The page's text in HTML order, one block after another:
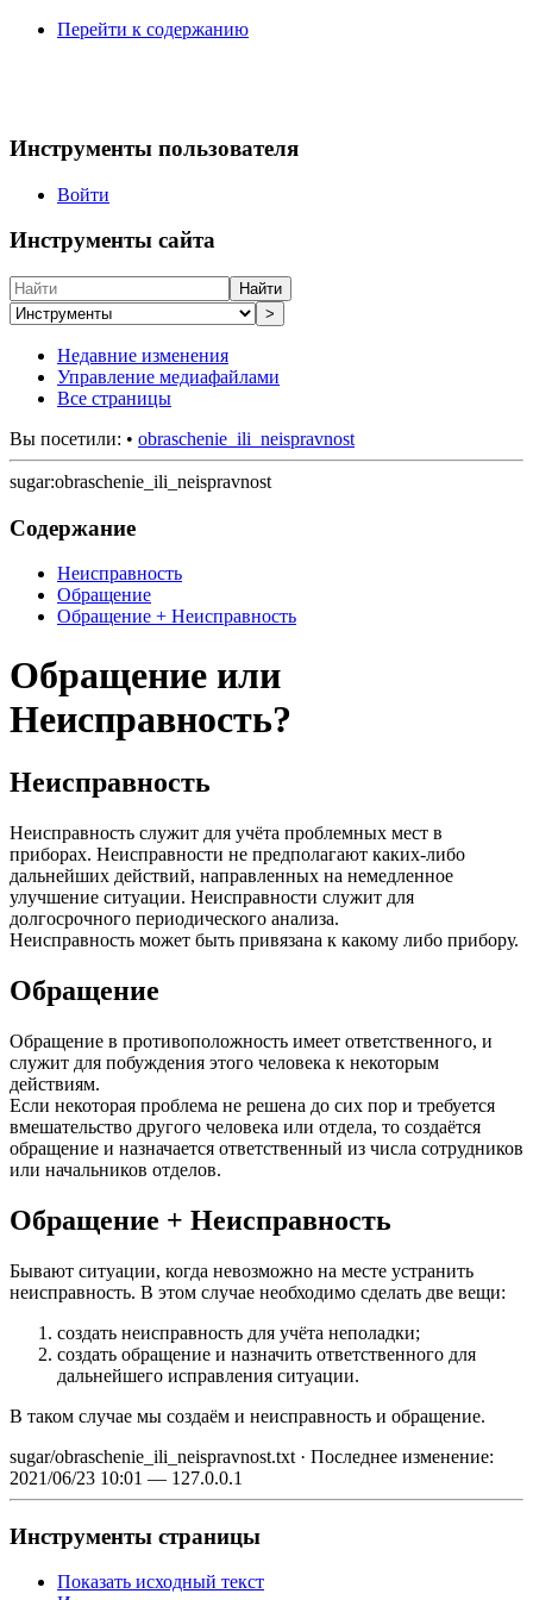
Перейти к содержанию
Инструменты пользователя
Войти
Инструменты сайта
Найти
>
Недавние изменения
Управление медиафайлами
Все страницы
Вы посетили: • obraschenie_ili_neispravnost
sugar:obraschenie_ili_neispravnost
Содержание
Неисправность
Обращение
Обращение + Неисправность
Обращение или
Неисправность?
Неисправность
Неисправность служит для учёта проблемных мест в
приборах. Неисправности не предполагают каких-либо
дальнейших действий, направленных на немедленное
улучшение ситуации. Неисправности служит для
долгосрочного периодического анализа.
Неисправность может быть привязана к какому либо прибору.
Обращение
Обращение в противоположность имеет ответственного, и
служит для побуждения этого человека к некоторым
действиям.
Если некоторая проблема не решена до сих пор и требуется
вмешательство другого человека или отдела, то создаётся
обращение и назначается ответственный из числа сотрудников
или начальников отделов.
Обращение + Неисправность
Бывают ситуации, когда невозможно на месте устранить
неисправность. В этом случае необходимо сделать две вещи:
создать неисправность для учёта неполадки;
создать обращение и назначить ответственного для
дальнейшего исправления ситуации.
В таком случае мы создаём и неисправность и обращение.
sugar/obraschenie_ili_neispravnost.txt · Последнее изменение:
2021/06/23 10:01 — 127.0.0.1
Инструменты страницы
Показать исходный текст